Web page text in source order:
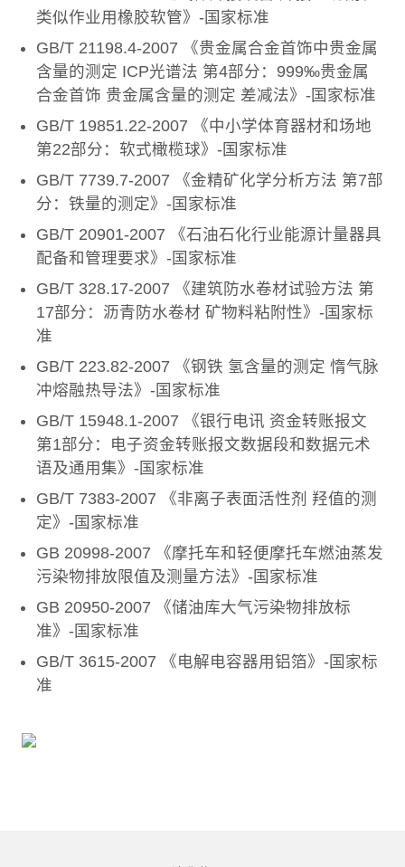
类似作业用橡胶软管》-国家标准
GB/T 21198.4-2007 《贵金属合金首饰中贵金属
含量的测定 ICP光谱法 第4部分：999‰贵金属
合金首饰 贵金属含量的测定 差减法》-国家标准
GB/T 19851.22-2007 《中小学体育器材和场地
第22部分：软式橄榄球》-国家标准
GB/T 7739.7-2007 《金精矿化学分析方法 第7部
分：铁量的测定》-国家标准
GB/T 20901-2007 《石油石化行业能源计量器具
配备和管理要求》-国家标准
GB/T 328.17-2007 《建筑防水卷材试验方法 第
17部分：沥青防水卷材 矿物料粘附性》-国家标
准
GB/T 223.82-2007 《钢铁 氢含量的测定 惰气脉
冲熔融热导法》-国家标准
GB/T 15948.1-2007 《银行电讯 资金转账报文
第1部分：电子资金转账报文数据段和数据元术
语及通用集》-国家标准
GB/T 7383-2007 《非离子表面活性剂 羟值的测
定》-国家标准
GB 20998-2007 《摩托车和轻便摩托车燃油蒸发
污染物排放限值及测量方法》-国家标准
GB 20950-2007 《储油库大气污染物排放标
准》-国家标准
GB/T 3615-2007 《电解电容器用铝箔》-国家标
准